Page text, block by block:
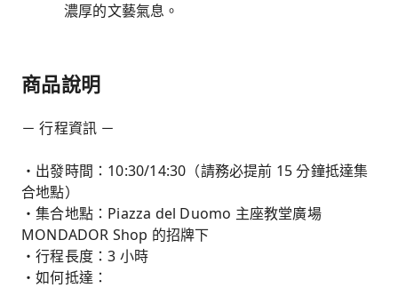
濃厚的文藝氣息。
商品說明
－ 行程資訊 －
・出發時間：10:30/14:30（請務必提前 15 分鐘抵達集
合地點）
・集合地點：Piazza del Duomo 主座教堂廣場
MONDADOR Shop 的招牌下
・行程長度：3 小時
・如何抵達：